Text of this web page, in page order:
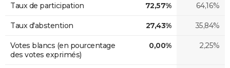
Taux de participation 72,57% 64,16%
Taux d'abstention 27,43% 35,84%
Votes blancs (en pourcentage
des votes exprimés)
0,00% 2,25%